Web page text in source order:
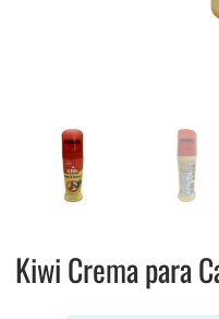
Kiwi Crema para